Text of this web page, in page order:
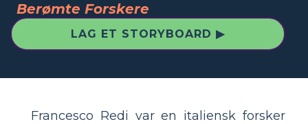
Berømte Forskere
LAG ET STORYBOARD ▶
Francesco Redi var en italiensk forsker